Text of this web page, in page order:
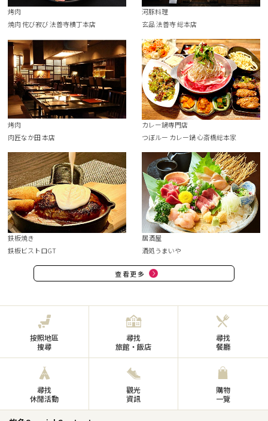
烤肉
焼肉 侘び寂び 法善寺横丁本店
河豚料理
玄品 法善寺 総本店
烤肉
肉匠なか田 本店
カレー鍋専門店
つぼルー カレー鍋 心斎橋総本家
鉄板焼き
鉄板ビストロGT
居酒屋
酒処うまいや
查看更多
按照地區
搜尋
尋找
旅館・飯店
尋找
餐廳
尋找
休閒活動
觀光
資訊
購物
一覽